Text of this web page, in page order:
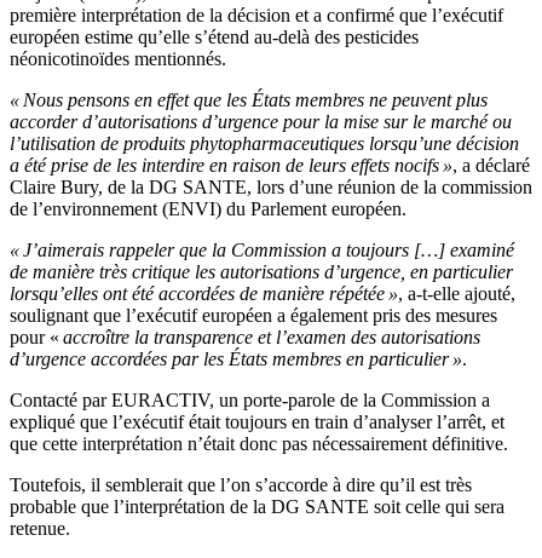
première interprétation de la décision et a confirmé que l’exécutif
européen estime qu’elle s’étend au-delà des pesticides
néonicotinoïdes mentionnés.
« Nous pensons en effet que les États membres ne peuvent plus
accorder d’autorisations d’urgence pour la mise sur le marché ou
l’utilisation de produits phytopharmaceutiques lorsqu’une décision
a été prise de les interdire en raison de leurs effets nocifs », a déclaré
Claire Bury, de la DG SANTE, lors d’une réunion de la commission
de l’environnement (ENVI) du Parlement européen.
« J’aimerais rappeler que la Commission a toujours […] examiné
de manière très critique les autorisations d’urgence, en particulier
lorsqu’elles ont été accordées de manière répétée », a-t-elle ajouté,
soulignant que l’exécutif européen a également pris des mesures
pour « accroître la transparence et l’examen des autorisations
d’urgence accordées par les États membres en particulier ».
Contacté par EURACTIV, un porte-parole de la Commission a
expliqué que l’exécutif était toujours en train d’analyser l’arrêt, et
que cette interprétation n’était donc pas nécessairement définitive.
Toutefois, il semblerait que l’on s’accorde à dire qu’il est très
probable que l’interprétation de la DG SANTE soit celle qui sera
retenue.